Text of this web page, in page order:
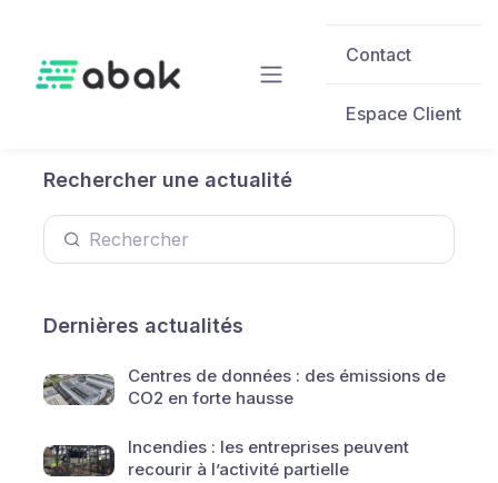
Contact
Espace Client
Rechercher une actualité
Dernières actualités
Centres de données : des émissions de
CO2 en forte hausse
Incendies : les entreprises peuvent
recourir à l’activité partielle